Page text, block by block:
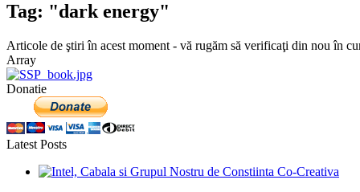
Tag: "dark energy"
Articole de ştiri în acest moment - vă rugăm să verificaţi din nou în
Array
Donatie
Latest Posts